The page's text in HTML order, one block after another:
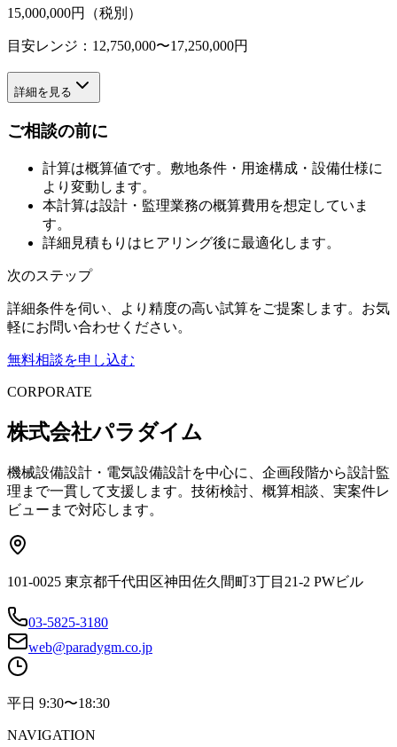
15,000,000円（税別）
目安レンジ： 12,750,000〜17,250,000円
詳細を見る
ご相談の前に
計算は概算値です。敷地条件・用途構成・設備仕様に
より変動します。
本計算は設計・監理業務の概算費用を想定していま
す。
詳細見積もりはヒアリング後に最適化します。
次のステップ
詳細条件を伺い、より精度の高い試算をご提案します。お気
軽にお問い合わせください。
無料相談を申し込む
CORPORATE
株式会社パラダイム
機械設備設計・電気設備設計を中心に、企画段階から設計監
理まで一貫して支援します。技術検討、概算相談、実案件レ
ビューまで対応します。
101-0025 東京都千代田区神田佐久間町3丁目21-2 PWビル
03-5825-3180
web@paradygm.co.jp
平日 9:30〜18:30
NAVIGATION